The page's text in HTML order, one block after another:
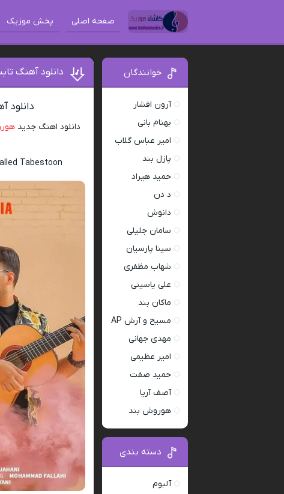
صفحه اصلی پخش موزیک
دانلود آهنگ
دانلود
دانلود اهنگ جدید
Tabestoon
خوانندگان
آرون افشار
بهنام بانی
امیر عباس گلاب
پازل بند
حمید هیراد
د دن
دانوش
سامان جلیلی
سینا پارسیان
شهاب مظفری
علی یاسینی
ماکان بند
مسیح و آرش AP
مهدی جهانی
امیر عظیمی
حمید صفت
آصف آریا
هوروش بند
دسته بندی
آلبوم